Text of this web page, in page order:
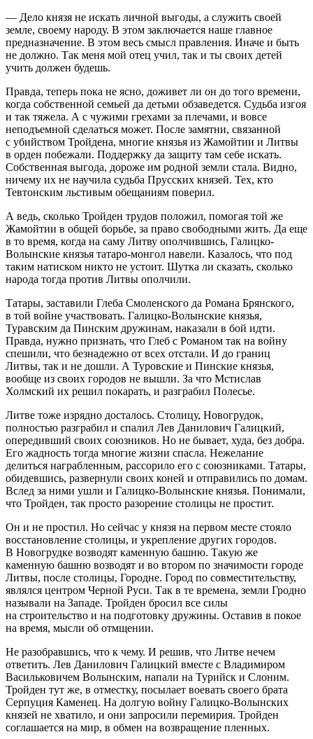
— Дело князя не искать личной выгоды, а служить своей
земле, своему народу. В этом заключается наше главное
предназначение. В этом весь смысл правления. Иначе и быть
не должно. Так меня мой отец учил, так и ты своих детей
учить должен будешь.
Правда, теперь пока не ясно, доживет ли он до того времени,
когда собственной семьей да детьми обзаведется. Судьба изгоя
и так тяжела. А с чужими грехами за плечами, и вовсе
неподъемной сделаться может. После замятни, связанной
с убийством Тройдена, многие князья из Жамойтии и Литвы
в орден побежали. Поддержку да защиту там себе искать.
Собственная выгода, дороже им родной земли стала. Видно,
ничему их не научила судьба Прусских князей. Тех, кто
Тевтонским льстивым обещаниям поверил.
А ведь, сколько Тройден трудов положил, помогая той же
Жамойтии в общей борьбе, за право свободными жить. Да еще
в то время, когда на саму Литву ополчившись, Галицко-
Волынские князья татаро-монгол навели. Казалось, что под
таким натиском никто не устоит. Шутка ли сказать, сколько
народа тогда против Литвы ополчили.
Татары, заставили Глеба Смоленского да Романа Брянского,
в той войне участвовать. Галицко-Волынские князья,
Туравским да Пинским дружинам, наказали в бой идти.
Правда, нужно признать, что Глеб с Романом так на войну
спешили, что безнадежно от всех отстали. И до границ
Литвы, так и не дошли. А Туровские и Пинские князья,
вообще из своих городов не вышли. За что Мстислав
Холмский их решил покарать, и разграбил Полесье.
Литве тоже изрядно досталось. Столицу, Новогрудок,
полностью разграбил и спалил Лев Данилович Галицкий,
опередивший своих союзников. Но не бывает, худа, без добра.
Его жадность тогда многие жизни спасла. Нежелание
делиться награбленным, рассорило его с союзниками. Татары,
обидевшись, развернули своих коней и отправились по домам.
Вслед за ними ушли и Галицко-Волынские князья. Понимали,
что Тройден, так просто разорение столицы не простит.
Он и не простил. Но сейчас у князя на первом месте стояло
восстановление столицы, и укрепление других городов.
В Новогрудке возводят каменную башню. Такую же
каменную башню возводят и во втором по значимости городе
Литвы, после столицы, Городне. Город по совместительству,
являлся центром Черной Руси. Так в те времена, земли Гродно
называли на Западе. Тройден бросил все силы
на строительство и на подготовку дружины. Оставив в покое
на время, мысли об отмщении.
Не разобравшись, что к чему. И решив, что Литве нечем
ответить. Лев Данилович Галицкий вместе с Владимиром
Васильковичем Волынским, напали на Турийск и Слоним.
Тройден тут же, в отместку, посылает воевать своего брата
Серпуция Каменец. На долгую войну Галицко-Волынских
князей не хватило, и они запросили перемирия. Тройден
соглашается на мир, в обмен на возвращение пленных.